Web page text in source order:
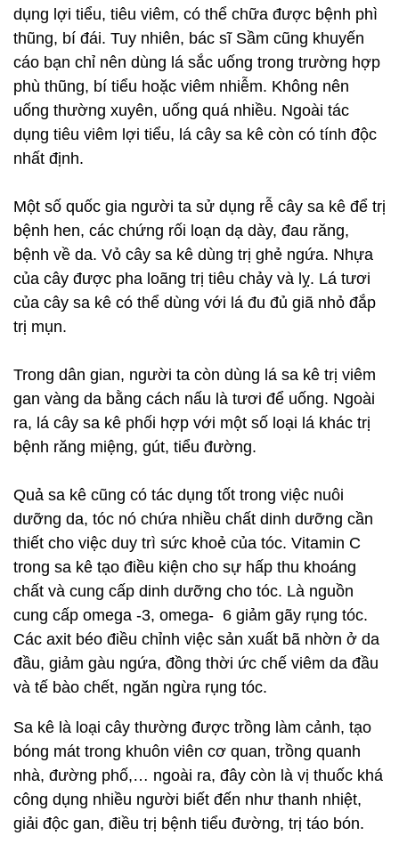
dụng lợi tiểu, tiêu viêm, có thể chữa được bệnh phì
thũng, bí đái. Tuy nhiên, bác sĩ Sầm cũng khuyến
cáo bạn chỉ nên dùng lá sắc uống trong trường hợp
phù thũng, bí tiểu hoặc viêm nhiễm. Không nên
uống thường xuyên, uống quá nhiều. Ngoài tác
dụng tiêu viêm lợi tiểu, lá cây sa kê còn có tính độc
nhất định.
Một số quốc gia người ta sử dụng rễ cây sa kê để trị
bệnh hen, các chứng rối loạn dạ dày, đau răng,
bệnh về da. Vỏ cây sa kê dùng trị ghẻ ngứa. Nhựa
của cây được pha loãng trị tiêu chảy và lỵ. Lá tươi
của cây sa kê có thể dùng với lá đu đủ giã nhỏ đắp
trị mụn.
Trong dân gian, người ta còn dùng lá sa kê trị viêm
gan vàng da bằng cách nấu là tươi để uống. Ngoài
ra, lá cây sa kê phối hợp với một số loại lá khác trị
bệnh răng miệng, gút, tiểu đường.
Quả sa kê cũng có tác dụng tốt trong việc nuôi
dưỡng da, tóc nó chứa nhiều chất dinh dưỡng cần
thiết cho việc duy trì sức khoẻ của tóc. Vitamin C
trong sa kê tạo điều kiện cho sự hấp thu khoáng
chất và cung cấp dinh dưỡng cho tóc. Là nguồn
cung cấp omega -3, omega- 6 giảm gãy rụng tóc.
Các axit béo điều chỉnh việc sản xuất bã nhờn ở da
đầu, giảm gàu ngứa, đồng thời ức chế viêm da đầu
và tế bào chết, ngăn ngừa rụng tóc.
Sa kê là loại cây thường được trồng làm cảnh, tạo
bóng mát trong khuôn viên cơ quan, trồng quanh
nhà, đường phố,… ngoài ra, đây còn là vị thuốc khá
công dụng nhiều người biết đến như thanh nhiệt,
giải độc gan, điều trị bệnh tiểu đường, trị táo bón.